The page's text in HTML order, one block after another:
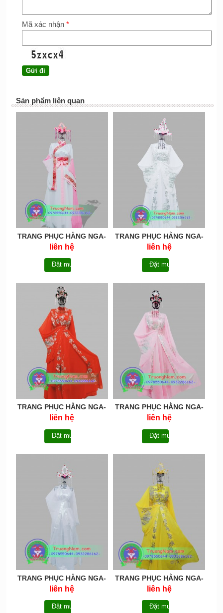
Mã xác nhận *
Sản phẩm liên quan
TRANG PHỤC HẰNG NGA-
HN050
liên hệ
Đặt mua
TRANG PHỤC HẰNG NGA-
HN049
liên hệ
Đặt mua
TRANG PHỤC HẰNG NGA-
HN048
liên hệ
Đặt mua
TRANG PHỤC HẰNG NGA-
HN047
liên hệ
Đặt mua
TRANG PHỤC HẰNG NGA-
HN045
liên hệ
Đặt mua
TRANG PHỤC HẰNG NGA-
HN044
liên hệ
Đặt mua